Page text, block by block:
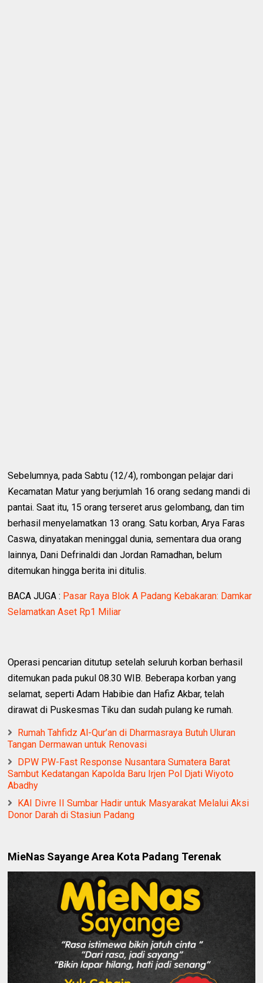
Sebelumnya, pada Sabtu (12/4), rombongan pelajar dari
Kecamatan Matur yang berjumlah 16 orang sedang mandi di
pantai. Saat itu, 15 orang terseret arus gelombang, dan tim
berhasil menyelamatkan 13 orang. Satu korban, Arya Faras
Caswa, dinyatakan meninggal dunia, sementara dua orang
lainnya, Dani Defrinaldi dan Jordan Ramadhan, belum
ditemukan hingga berita ini ditulis.
BACA JUGA : Pasar Raya Blok A Padang Kebakaran: Damkar
Selamatkan Aset Rp1 Miliar
Operasi pencarian ditutup setelah seluruh korban berhasil
ditemukan pada pukul 08.30 WIB. Beberapa korban yang
selamat, seperti Adam Habibie dan Hafiz Akbar, telah
dirawat di Puskesmas Tiku dan sudah pulang ke rumah.
Rumah Tahfidz Al-Qur’an di Dharmasraya Butuh Uluran
Tangan Dermawan untuk Renovasi
DPW PW-Fast Response Nusantara Sumatera Barat
Sambut Kedatangan Kapolda Baru Irjen Pol Djati Wiyoto
Abadhy
KAI Divre II Sumbar Hadir untuk Masyarakat Melalui Aksi
Donor Darah di Stasiun Padang
MieNas Sayange Area Kota Padang Terenak